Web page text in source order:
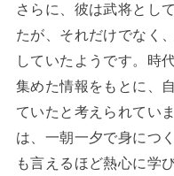
さらに、彼は武将とし
たが、それだけでなく
していたようです。時
集めた情報をもとに、
ていたと考えられてい
は、一朝一夕で身につ
も言えるほど熱心に学